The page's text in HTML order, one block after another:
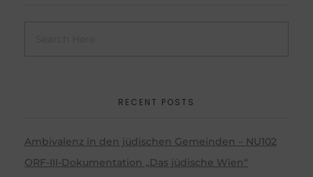
RECENT POSTS
Ambivalenz in den jüdischen Gemeinden – NU102
ORF-III-Dokumentation „Das jüdische Wien“